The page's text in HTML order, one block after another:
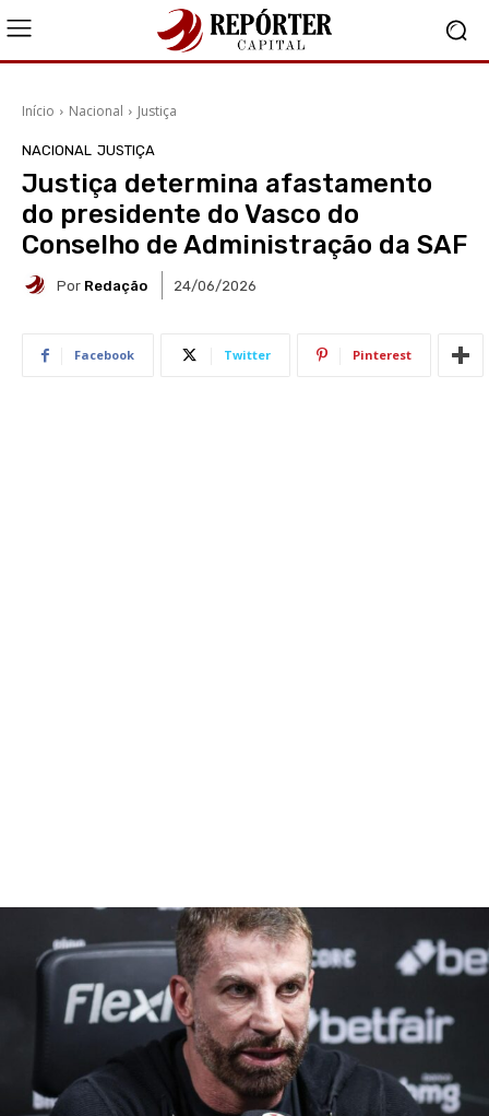
Início Nacional Justiça
NACIONAL JUSTIÇA
Justiça determina afastamento
do presidente do Vasco do
Conselho de Administração da SAF
Por Redação 24/06/2026
Facebook Twitter Pinterest